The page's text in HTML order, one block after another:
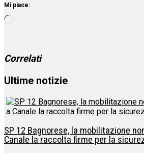
Mi piace:
Correlati
Ultime notizie
SP 12 Bagnorese, la mobilitazione
Canale la raccolta firme per la